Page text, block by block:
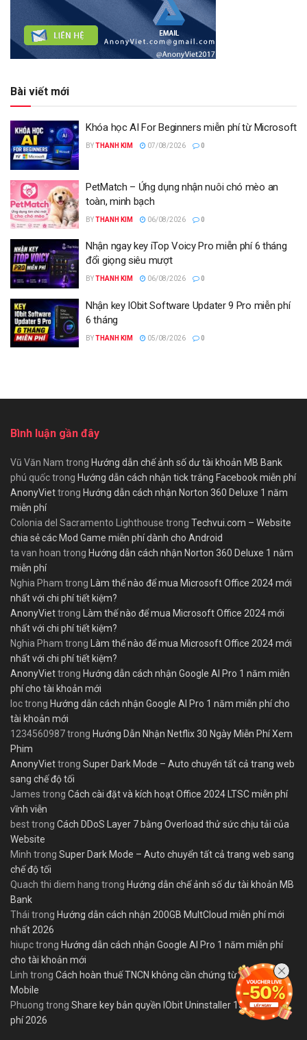
Bài viết mới
Khóa học AI For Beginners miễn phí từ Microsoft
BYTHANH KIM 07/08/2026 0
PetMatch – Ứng dụng nhận nuôi chó mèo an
toàn, minh bạch
BYTHANH KIM 06/08/2026 0
Nhận ngay key iTop Voicy Pro miễn phí 6 tháng
đổi giọng siêu mượt
BYTHANH KIM 06/08/2026 0
Nhận key IObit Software Updater 9 Pro miễn phí
6 tháng
BYTHANH KIM 05/08/2026 0
Bình luận gần đây
Vũ Văn Nam trong Hướng dẫn chế ảnh số dư tài khoản MB Bank
phú quốctrong Hướng dẫn cách nhận tick trắng Facebook miễn phí
AnonyViettrong Hướng dẫn cách nhận Norton 360 Deluxe 1 năm
miễn phí
Colonia del Sacramento Lighthouse trong Techvui.com – Website
chia sẻ các Mod Game miễn phí dành cho Android
ta van hoan trong Hướng dẫn cách nhận Norton 360 Deluxe 1 năm
miễn phí
Nghia Pham trong Làm thế nào để mua Microsoft Office 2024 mới
nhất với chi phí tiết kiệm?
AnonyViettrong Làm thế nào để mua Microsoft Office 2024 mới
nhất với chi phí tiết kiệm?
Nghia Pham trong Làm thế nào để mua Microsoft Office 2024 mới
nhất với chi phí tiết kiệm?
AnonyViettrong Hướng dẫn cách nhận Google AI Pro 1 năm miễn
phí cho tài khoản mới
loctrong Hướng dẫn cách nhận Google AI Pro 1 năm miễn phí cho
tài khoản mới
1234560987trong Hướng Dẫn Nhận Netflix 30 Ngày Miễn Phí Xem
Phim
AnonyViettrong Super Dark Mode – Auto chuyển tất cả trang web
sang chế độ tối
James trong Cách cài đặt và kích hoạt Office 2024 LTSC miễn phí
vĩnh viễn
besttrong Cách DDoS Layer 7 bằng Overload thử sức chịu tải của
Website
Minh trong Super Dark Mode – Auto chuyển tất cả trang web sang
chế độ tối
Quach thi diem hang trong Hướng dẫn chế ảnh số dư tài khoản MB
Bank
Thái trong Hướng dẫn cách nhận 200GB MultCloud miễn phí mới
nhất 2026
hiupctrong Hướng dẫn cách nhận Google AI Pro 1 năm miễn phí
cho tài khoản mới
Linh trong Cách hoàn thuế TNCN không cần chứng từ trên eTax
Mobile
Phuong trong Share key bản quyền IObit Uninstaller 15 PRO miễn
phí 2026